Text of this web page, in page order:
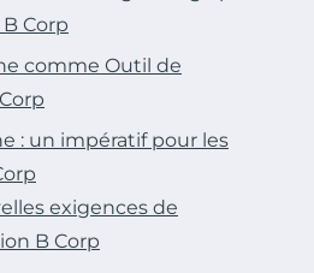
Corp
comme Outil de
: un impératif pour les
exigences de
B Corp